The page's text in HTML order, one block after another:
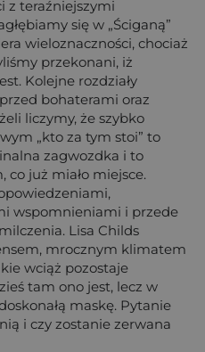
z teraźniejszymi
się w „Ściganą”
wieloznaczności, chociaż
przekonani, iż
Kolejne rozdziały
bohaterami oraz
liczymy, że szybko
„kto za tym stoi” to
zagwozdka i to
już miało miejsce.
wspomnieniami i przede
Lisa Childs
mrocznym klimatem
wciąż pozostaje
tam ono jest, lecz w
maskę. Pytanie
i czy zostanie zerwana